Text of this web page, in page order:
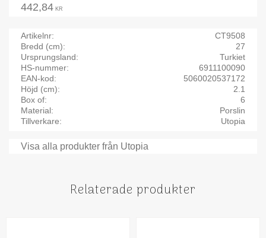
442,84 KR
Artikelnr
CT9508
Bredd (cm)
27
Ursprungsland
Turkiet
HS-nummer
6911100090
EAN-kod
5060020537172
Höjd (cm)
2.1
Box of
6
Material
Porslin
Tillverkare
Utopia
Visa alla produkter från Utopia
Relaterade produkter